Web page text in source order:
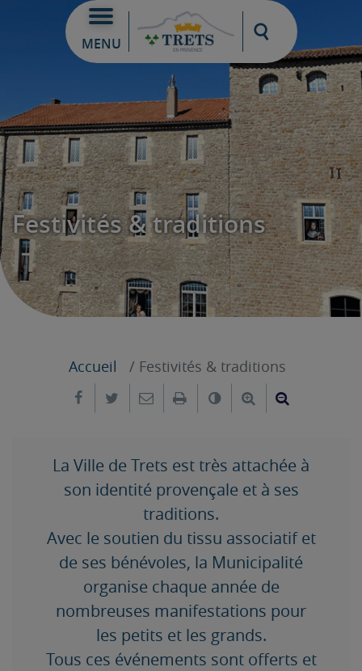
MENU
Moteur de
Festivités & traditions
Accueil
Festivités & traditions
Partager sur Facebook
Partager sur Twitter
Envoyer par e-mail
ImprimerChanger leAgrandir le
La Ville de Trets est très attachée à
son identité provençale et à ses
traditions.
Avec le soutien du tissu associatif et
de ses bénévoles, la Municipalité
organise chaque année de
nombreuses manifestations pour
les petits et les grands.
Tous ces événements sont offerts et